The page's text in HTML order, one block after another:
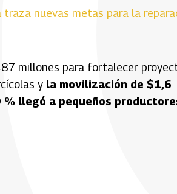
nuevas metas para la
millones para fortalecer
y la movilización de $1,6
llegó a pequeños